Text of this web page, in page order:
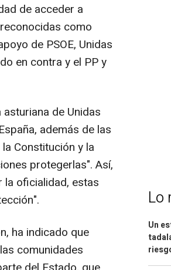
de acceder a
como
de PSOE, Unidas
en contra y el PP y
de Unidas
además de las
Constitución y la
protegerlas". Así,
la oficialidad, estas
ha indicado que
comunidades
Lo
Un